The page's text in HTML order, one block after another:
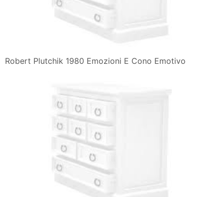
Robert Plutchik 1980 Emozioni E Cono Emotivo